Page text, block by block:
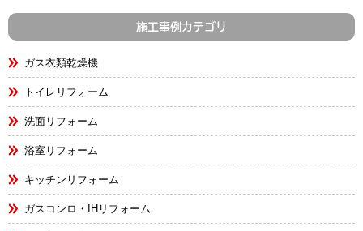
施工事例カテゴリ
ガス衣類乾燥機
トイレリフォーム
洗面リフォーム
浴室リフォーム
キッチンリフォーム
ガスコンロ・IHリフォーム